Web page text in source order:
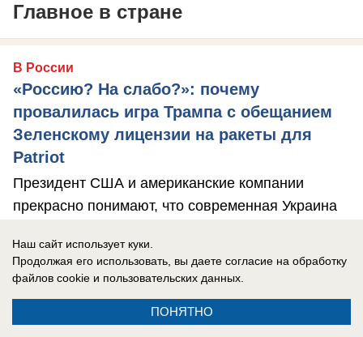
Главное в стране
В России
«Россию? На слабо?»: почему
провалилась игра Трампа с обещанием
Зеленскому лицензии на ракеты для
Patriot
Президент США и американские компании
прекрасно понимают, что современная Украина
Наш сайт использует куки.
Продолжая его использовать, вы даете согласие на обработку
файлов cookie и пользовательских данных.
ПОНЯТНО